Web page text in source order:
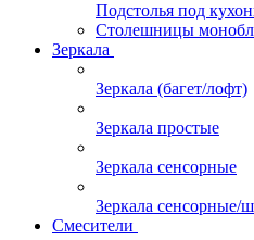
Подстолья под
Столешницы
Зеркала
Зеркала (багет/лофт)
Зеркала простые
Зеркала сенсорные
Зеркала сенсорные/
Смесители